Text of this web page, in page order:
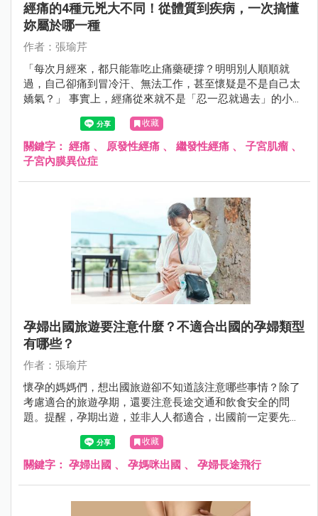
經痛的4種元兇大不同！從體質到疾病，一次搞懂
妳屬於哪一種
作者：張瑜芹
「每次月經來，都只能靠吃止痛藥硬撐？明明別人順順就
過，自己卻痛到冒冷汗、無法工作，甚至懷疑是不是自己太
嬌氣？」 事實上，經痛從來就不是「忍一忍就過去」的小
事，而是身體發出的重要警訊！許多女性誤以為經痛是體質
問題，只要吃止痛藥就好，卻忽略了背後可能隱藏著婦科疾
病。如果妳的經痛總是治不好，甚至隨著年紀越來越嚴重，
可能是身體正在告訴妳：「這裡出問題了！」
收藏
關鍵字： 經痛 、 原發性經痛 、 繼發性經痛 、 子宮肌瘤 、
子宮內膜異位症
孕婦出國旅遊要注意什麼？不適合出國的孕婦類型
有哪些？
作者：張瑜芹
懷孕的媽媽們，想出國旅遊卻不知道該注意哪些事情？除了
考慮適合的旅遊孕期，還要注意長途交通和飲食安全的問
題。提醒，孕期出遊，並非人人都適合，出國前一定要先請
醫師評估自己的狀況是否適合出國，母胎安全才應為首要考
量。萬一在國外發生身體不適要緊急就醫，又該準備哪些東
西？孕婦出國需要帶媽媽手冊嗎？這篇文章由婦產科張瑜芹
收藏
關鍵字： 孕婦出國 、 孕媽咪出國 、 孕婦長途飛行